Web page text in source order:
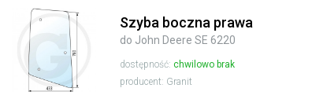
Szyba boczna prawa
do John Deere SE 6220
dostępność:chwilowo brak
producent: Granit